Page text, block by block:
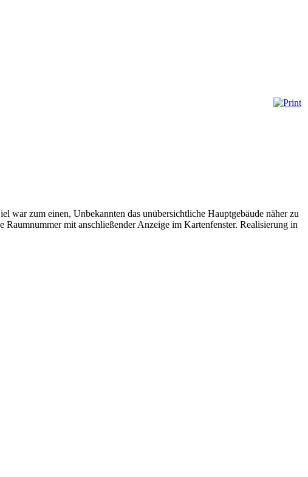
war zum einen, Unbekannten das unübersichtliche Hauptgebäude näher zu
mit anschließender Anzeige im Kartenfenster. Realisierung in